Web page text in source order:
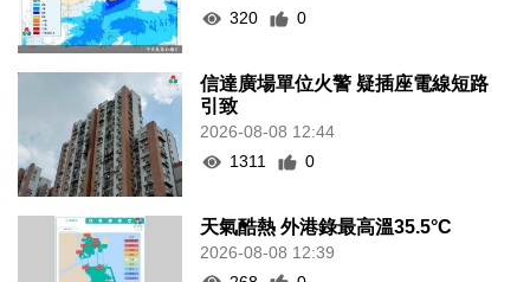
320
0
信達廣場單位火警 疑插座電線短路
引致
2026-08-08 12:44
1311
0
天氣酷熱 外港錄最高溫35.5°C
2026-08-08 12:39